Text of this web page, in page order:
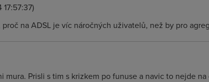
17:57:37)
na ADSL je víc náročných uživatelů, než by pro
mura. Prisli s tim s krizkem po funuse a navic to nejde